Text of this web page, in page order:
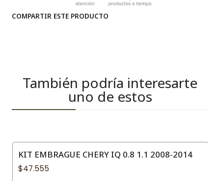
COMPARTIR ESTE PRODUCTO
También podría interesarte
uno de estos
KIT EMBRAGUE CHERY IQ 0.8 1.1 2008-2014
$47.555